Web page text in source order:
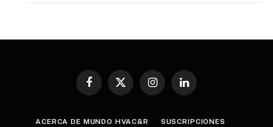
Facebook
X
InstagramLinkedIn
ACERCA DE MUNDO HVAC&R SUSCRIPCIONES